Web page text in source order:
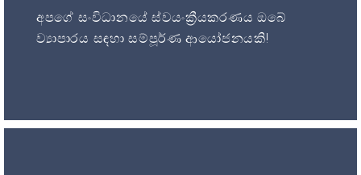
අපගේ සංවිධානයේ ස්වයංක්‍රීයකරණය ඔබේ
ව්‍යාපාරය සඳහා සම්පූර්ණ ආයෝජනයකි!